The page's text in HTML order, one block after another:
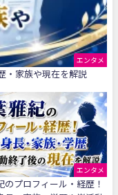
エンタメ
・家族や現在を解説
エンタメ
のプロフィール・経歴！